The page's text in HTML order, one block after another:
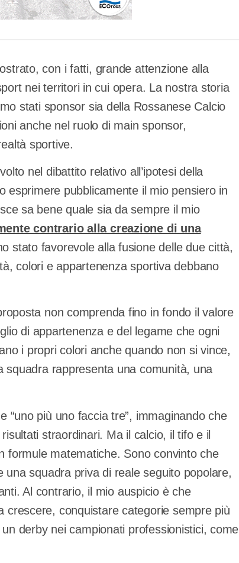
con i fatti, grande attenzione alla
nei territori in cui opera. La nostra storia
stati sponsor sia della Rossanese Calcio
anche nel ruolo di main sponsor,
sportive.
nel dibattito relativo all’ipotesi della
esprimere pubblicamente il mio pensiero in
sa bene quale sia da sempre il mio
contrario alla creazione di una
stato favorevole alla fusione delle due città,
colori e appartenenza sportiva debbano
non comprenda fino in fondo il valore
di appartenenza e del legame che ogni
i propri colori anche quando non si vince,
squadra rappresenta una comunità, una
“uno più uno faccia tre”, immaginando che
straordinari. Ma il calcio, il tifo e il
formule matematiche. Sono convinto che
una squadra priva di reale seguito popolare,
Al contrario, il mio auspicio è che
conquistare categorie sempre più
derby nei campionati professionistici, come